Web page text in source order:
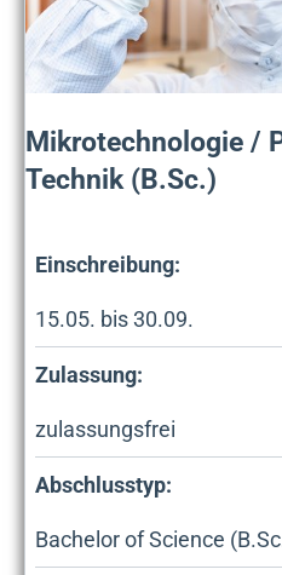
Mikrotechnologie /
Technik (B.Sc.)
Einschreibung:
15.05. bis 30.09.
Zulassung:
zulassungsfrei
Abschlusstyp:
Bachelor of Science